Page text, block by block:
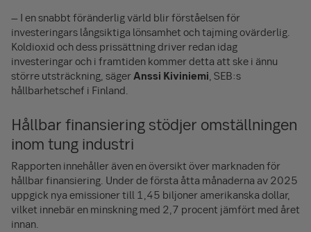
– I en snabbt föränderlig värld blir förståelsen för
investeringars långsiktiga lönsamhet och tajming ovärderlig.
Koldioxid och dess prissättning driver redan idag
investeringar och i framtiden kommer detta att ske i ännu
större utsträckning, sägerAnssi Kiviniemi, SEB:s
hållbarhetschef i Finland.
Hållbar finansiering stödjer omställningen
inom tung industri
Rapporten innehåller även en översikt över marknaden för
hållbar finansiering. Under de första åtta månaderna av 2025
uppgick nya emissioner till 1,45 biljoner amerikanska dollar,
vilket innebär en minskning med 2,7 procent jämfört med året
innan.